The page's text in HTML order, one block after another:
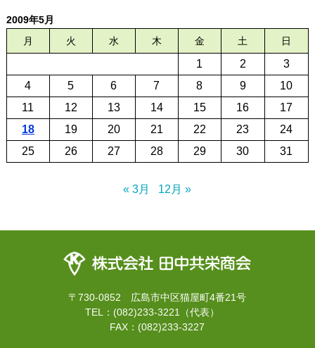
2009年5月
月
火 水 木 金 土 日
1 2
3
4
5 6 7 8 9
10
11
12 13 14 15 16
17
18
19 20 21 22 23
24
25
26 27 28 29 30 31
« 3月 12月 »
〒730-0852 広島市中区猫屋町4番21号
TEL：(082)233-3221（代表）
FAX：(082)233-3227